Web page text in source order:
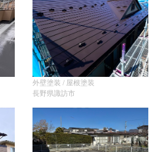
外壁塗装 / 屋根塗装
長野県諏訪市